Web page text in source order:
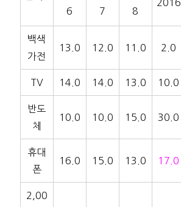
6
7
8
2016
백색
가전
13.0 12.0 11.0 2.0
TV 14.0 14.0 13.0 10.0
반도
체
10.0 10.0 15.0 30.0
휴대
폰
16.0 15.0 13.0 17.0
2,00